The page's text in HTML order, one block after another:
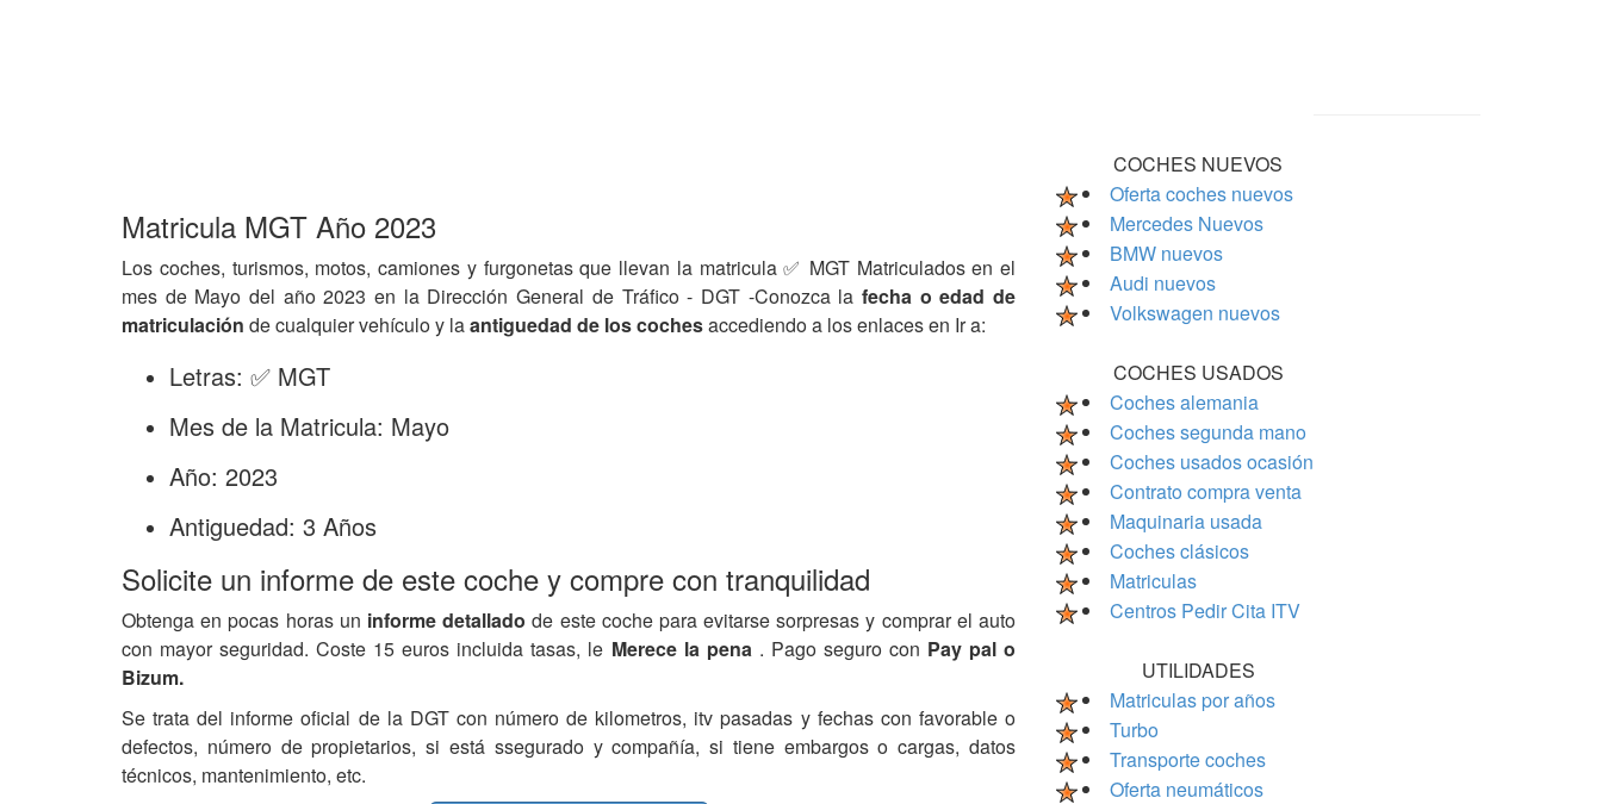
Matricula MGT Año 2023
Los coches, turismos, motos, camiones y furgonetas que llevan la matricula ✅ MGT Matriculados en el
mes de Mayo del año 2023 en la Dirección General de Tráfico - DGT -Conozca la fecha o edad de
matriculación de cualquier vehículo y laantiguedad de los cochesaccediendo a los enlaces en Ir a:
Letras: ✅ MGT
Mes de la Matricula: Mayo
Año: 2023
Antiguedad: 3 Años
Solicite un informe de este coche y compre con tranquilidad
Obtenga en pocas horas un informe detalladode este coche para evitarse sorpresas y comprar el auto
con mayor seguridad. Coste 15 euros incluida tasas, le Merece la pena . Pago seguro con Pay pal o
Bizum.
Se trata del informe oficial de la DGT con número de kilometros, itv pasadas y fechas con favorable o
defectos, número de propietarios, si está ssegurado y compañía, si tiene embargos o cargas, datos
técnicos, mantenimiento, etc.
COCHES NUEVOS
Oferta coches nuevos
Mercedes Nuevos
BMW nuevos
Audi nuevos
Volkswagen nuevos
COCHES USADOS
Coches alemania
Coches segunda mano
Coches usados ocasión
Contrato compra venta
Maquinaria usada
Coches clásicos
Matriculas
Centros Pedir Cita ITV
UTILIDADES
Matriculas por años
Turbo
Transporte coches
Oferta neumáticos